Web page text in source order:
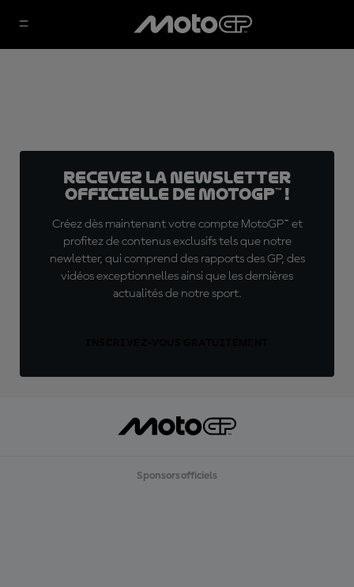
Recevez la Newsletter
officielle de MotoGP™ !
Créez dès maintenant votre compte MotoGP™ et
profitez de contenus exclusifs tels que notre
newletter, qui comprend des rapports des GP, des
vidéos exceptionnelles ainsi que les dernières
actualités de notre sport.
Sponsors officiels